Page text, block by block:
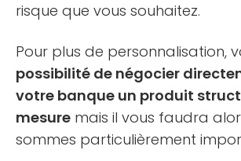
risque que vous souhaitez.
Pour plus de personnalisation,
possibilité de négocier
votre banque un produit
mesure mais il vous faudra
sommes particulièrement